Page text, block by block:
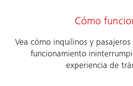
Cómo
Vea cómo inquilinos y
funcionamiento
experiencia de